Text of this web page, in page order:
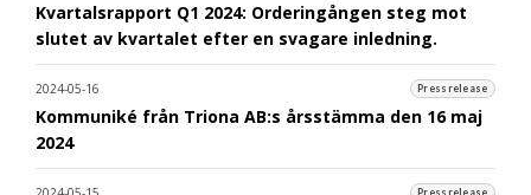
Kvartalsrapport Q1 2024: Orderingången steg mot
slutet av kvartalet efter en svagare inledning.
2024-05-16 Pressrelease
Kommuniké från Triona AB:s årsstämma den 16 maj
2024
Pressrelease